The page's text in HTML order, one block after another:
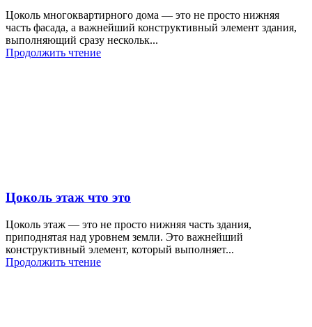
Цоколь многоквартирного дома — это не просто нижняя
часть фасада, а важнейший конструктивный элемент здания,
выполняющий сразу нескольк...
Продолжить чтение
Цоколь этаж что это
Цоколь этаж — это не просто нижняя часть здания,
приподнятая над уровнем земли. Это важнейший
конструктивный элемент, который выполняет...
Продолжить чтение